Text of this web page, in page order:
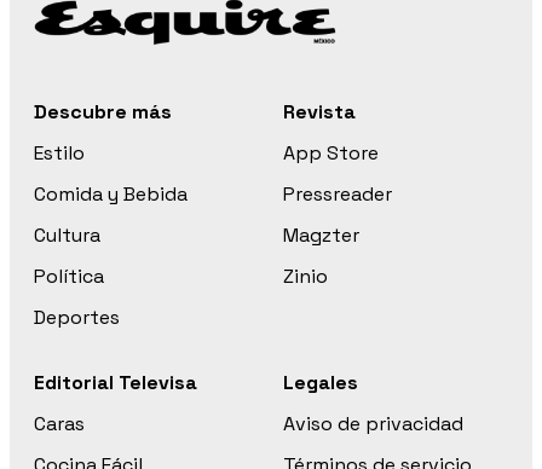
Descubre más
Estilo
Comida y Bebida
Cultura
Política
Deportes
Revista
App Store
Pressreader
Magzter
Zinio
Editorial Televisa
Caras
Legales
Aviso de privacidad